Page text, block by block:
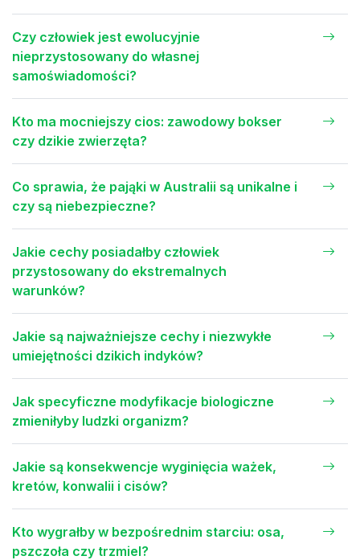
Czy człowiek jest ewolucyjnie
nieprzystosowany do własnej
samoświadomości?
Kto ma mocniejszy cios: zawodowy bokser
czy dzikie zwierzęta?
Co sprawia, że pająki w Australii są unikalne i
czy są niebezpieczne?
Jakie cechy posiadałby człowiek
przystosowany do ekstremalnych
warunków?
Jakie są najważniejsze cechy i niezwykłe
umiejętności dzikich indyków?
Jak specyficzne modyfikacje biologiczne
zmieniłyby ludzki organizm?
Jakie są konsekwencje wyginięcia ważek,
kretów, konwalii i cisów?
Kto wygrałby w bezpośrednim starciu: osa,
pszczoła czy trzmiel?